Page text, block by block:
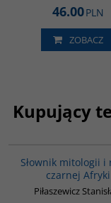
46.00PLN
ZOBACZ
Kupujący
Słownik mitologii i
czarnej Afryki
Piłaszewicz